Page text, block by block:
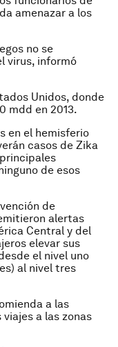
amenazar a los
no se
virus, informó
Unidos, donde
mdd en 2013.
en el hemisferio
casos de Zika
de esos
de
alertas
Central y del
elevar sus
el nivel uno
al nivel tres
a las
a las zonas